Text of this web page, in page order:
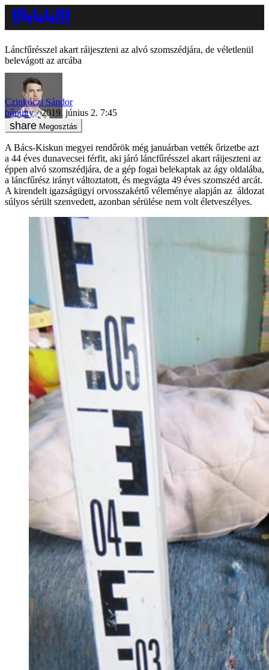
Láncfűrésszel akart ráijeszteni az alvó szomszédjára, de véletlenül
belevágott az arcába
Czinkóczi Sándor
bűnügy
2019. június 2. 7:45
Megosztás
A Bács-Kiskun megyei rendőrök még januárban vették őrizetbe azt
a 44 éves dunavecsei férfit, aki járó láncfűrésszel akart ráijeszteni az
éppen alvó szomszédjára, de a gép fogai belekaptak az ágy oldalába,
a láncfűrész irányt változtatott, és megvágta 49 éves szomszéd arcát.
A kirendelt igazságügyi orvosszakértő véleménye alapján az áldozat
súlyos sérült szenvedett, azonban sérülése nem volt életveszélyes.